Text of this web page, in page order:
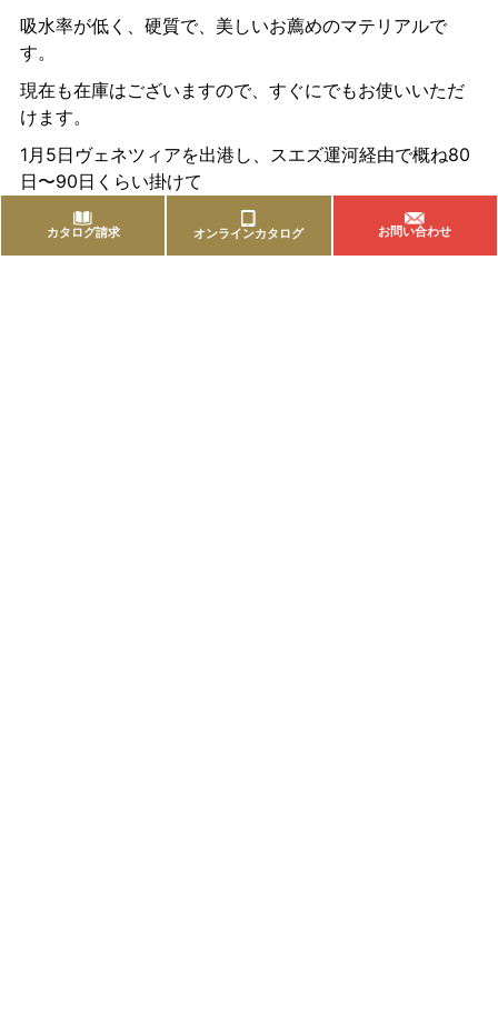
吸水率が低く、硬質で、美しいお薦めのマテリアルで
す。
現在も在庫はございますので、すぐにでもお使いいただ
けます。
1月5日ヴェネツィアを出港し、スエズ運河経由で概ね80
日〜90日くらい掛けて
日本に入港する予定です。
カタログ請求 オンラインカタログ お問い合わせ